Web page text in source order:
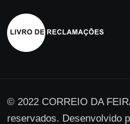
© 2022 CORREIO DA
reservados. Desenvolvido